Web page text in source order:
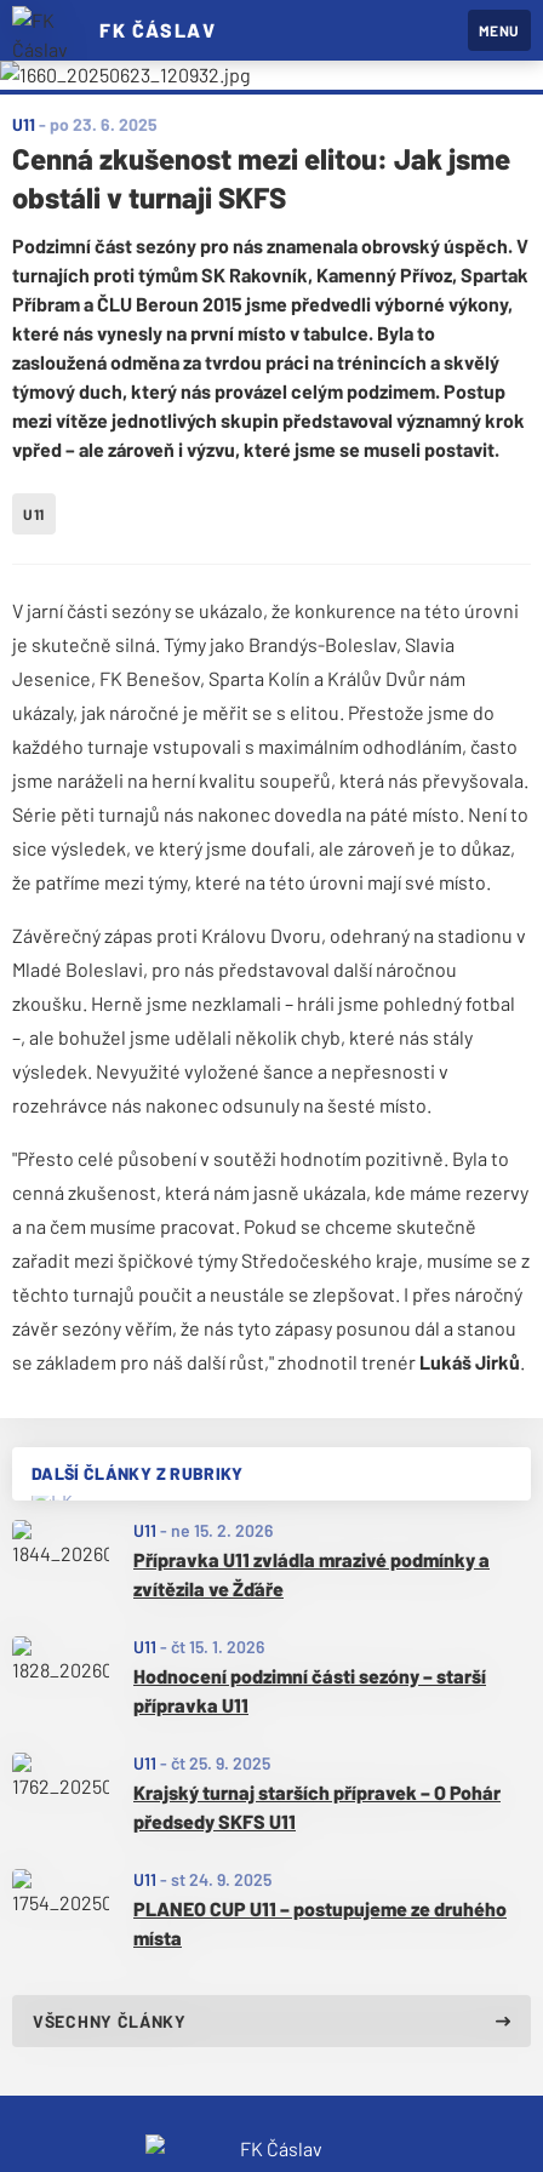
FK ČÁSLAV MENU
DALŠÍ ČLÁNKY Z RUBRIKY
U11 - ne 15. 2. 2026
Přípravka U11 zvládla mrazivé podmínky a
zvítězila ve Žďáře
U11 - čt 15. 1. 2026
Hodnocení podzimní části sezóny – starší
přípravka U11
U11 - čt 25. 9. 2025
Krajský turnaj starších přípravek – O Pohár
předsedy SKFS U11
U11 - st 24. 9. 2025
PLANEO CUP U11 – postupujeme ze druhého
místa
VŠECHNY ČLÁNKY
U11-po 23. 6. 2025
Cenná zkušenost mezi elitou: Jak jsme
obstáli v turnaji SKFS
Podzimní část sezóny pro nás znamenala obrovský úspěch. V
turnajích proti týmům SK Rakovník, Kamenný Přívoz, Spartak
Příbram a ČLU Beroun 2015 jsme předvedli výborné výkony,
které nás vynesly na první místo v tabulce. Byla to
zasloužená odměna za tvrdou práci na trénincích a skvělý
týmový duch, který nás provázel celým podzimem. Postup
mezi vítěze jednotlivých skupin představoval významný krok
vpřed – ale zároveň i výzvu, které jsme se museli postavit.
U11
V jarní části sezóny se ukázalo, že konkurence na této úrovni
je skutečně silná. Týmy jako Brandýs-Boleslav, Slavia
Jesenice, FK Benešov, Sparta Kolín a Králův Dvůr nám
ukázaly, jak náročné je měřit se s elitou. Přestože jsme do
každého turnaje vstupovali s maximálním odhodláním, často
jsme naráželi na herní kvalitu soupeřů, která nás převyšovala.
Série pěti turnajů nás nakonec dovedla na páté místo. Není to
sice výsledek, ve který jsme doufali, ale zároveň je to důkaz,
že patříme mezi týmy, které na této úrovni mají své místo.
Závěrečný zápas proti Královu Dvoru, odehraný na stadionu v
Mladé Boleslavi, pro nás představoval další náročnou
zkoušku. Herně jsme nezklamali – hráli jsme pohledný fotbal
–, ale bohužel jsme udělali několik chyb, které nás stály
výsledek. Nevyužité vyložené šance a nepřesnosti v
rozehrávce nás nakonec odsunuly na šesté místo.
"Přesto celé působení v soutěži hodnotím pozitivně. Byla to
cenná zkušenost, která nám jasně ukázala, kde máme rezervy
a na čem musíme pracovat. Pokud se chceme skutečně
zařadit mezi špičkové týmy Středočeského kraje, musíme se z
těchto turnajů poučit a neustále se zlepšovat. I přes náročný
závěr sezóny věřím, že nás tyto zápasy posunou dál a stanou
se základem pro náš další růst," zhodnotil trenér Lukáš Jirků.